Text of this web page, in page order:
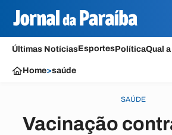
Últimas NotíciasEsportesPolíticaQual
Home>saúde
SAÚDE
Vacinação